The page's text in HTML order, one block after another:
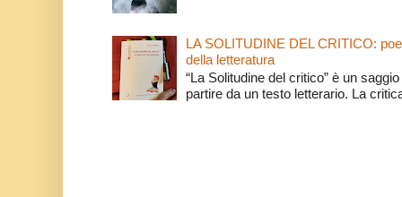
LA SOLITUDINE DEL CRITICO:
della letteratura
“La Solitudine del critico” è un
partire da un testo letterario. La